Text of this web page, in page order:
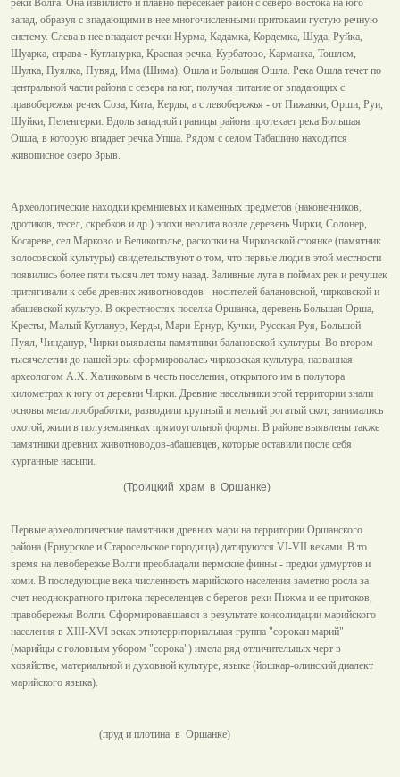
реки Волга. Она извилисто и плавно пересекает район с северо-востока на юго-
запад, образуя с впадающими в нее многочисленными притоками густую речную
систему. Слева в нее впадают речки Нурма, Кадамка, Кордемка, Шуда, Руйка,
Шуарка, справа - Кугланурка, Красная речка, Курбатово, Карманка, Тошлем,
Шулка, Пуялка, Пувяд, Има (Шима), Ошла и Большая Ошла. Река Ошла течет по
центральной части района с севера на юг, получая питание от впадающих с
правобережья речек Соза, Кита, Керды, а с левобережья - от Пижанки, Орши, Руи,
Шуйки, Пеленгерки. Вдоль западной границы района протекает река Большая
Ошла, в которую впадает речка Упша. Рядом с селом Табашино находится
живописное озеро Зрыв.
Археологические находки кремниевых и каменных предметов (наконечников,
дротиков, тесел, скребков и др.) эпохи неолита возле деревень Чирки, Солонер,
Косареве, сел Марково и Великополье, раскопки на Чирковской стоянке (памятник
волосовской культуры) свидетельствуют о том, что первые люди в этой местности
появились более пяти тысяч лет тому назад. Заливные луга в поймах рек и речушек
притягивали к себе древних животноводов - носителей балановской, чирковской и
абашевской культур. В окрестностях поселка Оршанка, деревень Большая Орша,
Кресты, Малый Кугланур, Керды, Мари-Ернур, Кучки, Русская Руя, Большой
Пуял, Чинданур, Чирки выявлены памятники балановской культуры. Во втором
тысячелетии до нашей эры сформировалась чирковская культура, названная
археологом А.Х. Халиковым в честь поселения, открытого им в полутора
километрах к югу от деревни Чирки. Древние насельники этой территории знали
основы металлообработки, разводили крупный и мелкий рогатый скот, занимались
охотой, жили в полуземлянках прямоугольной формы. В районе выявлены также
памятники древних животноводов-абашевцев, которые оставили после себя
курганные насыпи.
(Троицкий храм в Оршанке)
Первые археологические памятники древних мари на территории Оршанского
района (Ернурское и Старосельское городища) датируются VI-VII веками. В то
время на левобережье Волги преобладали пермские финны - предки удмуртов и
коми. В последующие века численность марийского населения заметно росла за
счет неоднократного притока переселенцев с берегов реки Пижма и ее притоков,
правобережья Волги. Сформировавшаяся в результате консолидации марийского
населения в XIII-XVI веках этнотерриториальная группа "сорокан марий"
(марийцы с головным убором "сорока") имела ряд отличительных черт в
хозяйстве, материальной и духовной культуре, языке (йошкар-олинский диалект
марийского языка).
(пруд и плотина в Оршанке)